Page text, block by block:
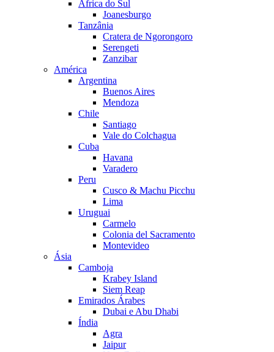
África do Sul
Joanesburgo
Tanzânia
Cratera de Ngorongoro
Serengeti
Zanzibar
América
Argentina
Buenos Aires
Mendoza
Chile
Santiago
Vale do Colchagua
Cuba
Havana
Varadero
Peru
Cusco & Machu Picchu
Lima
Uruguai
Carmelo
Colonia del Sacramento
Montevideo
Ásia
Camboja
Krabey Island
Siem Reap
Emirados Árabes
Dubai e Abu Dhabi
Índia
Agra
Jaipur